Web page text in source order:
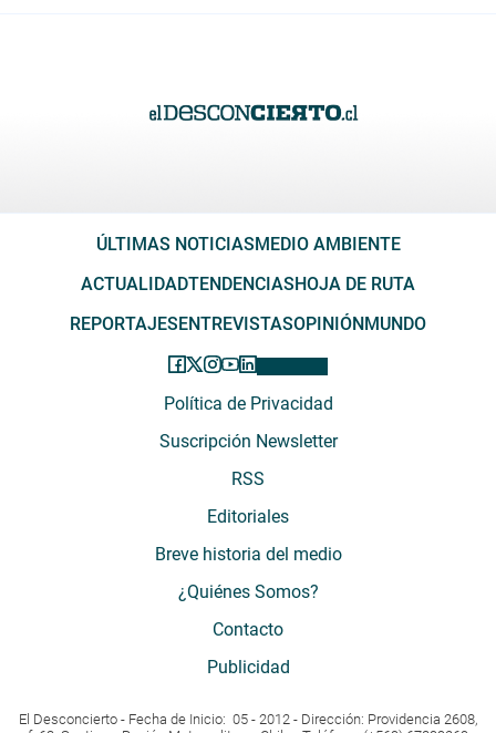
ÚLTIMAS NOTICIASMEDIO AMBIENTE
ACTUALIDADTENDENCIASHOJA DE RUTA
REPORTAJESENTREVISTASOPINIÓNMUNDO
Política de Privacidad
Suscripción Newsletter
RSS
Editoriales
Breve historia del medio
¿Quiénes Somos?
Contacto
Publicidad
El Desconcierto - Fecha de Inicio: 05 - 2012 - Dirección: Providencia 2608,